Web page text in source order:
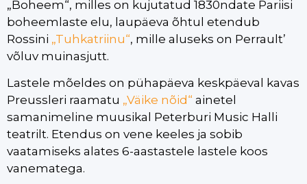
„Boheem“, milles on kujutatud 1830ndate Pariisi
boheemlaste elu, laupäeva õhtul etendub
Rossini „Tuhkatriinu“, mille aluseks on Perrault’
võluv muinasjutt.
Lastele mõeldes on pühapäeva keskpäeval kavas
Preussleri raamatu „Väike nõid“ ainetel
samanimeline muusikal Peterburi Music Halli
teatrilt. Etendus on vene keeles ja sobib
vaatamiseks alates 6-aastastele lastele koos
vanematega.